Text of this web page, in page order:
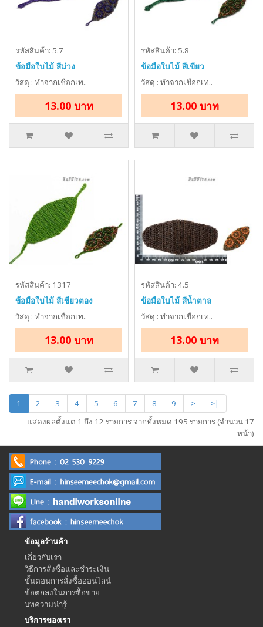
รหัสสินค้า: 5.7
ข้อมือใบไม้ สีม่วง
วัสดุ : ทำจากเชือกเท..
13.00 บาท
รหัสสินค้า: 5.8
ข้อมือใบไม้ สีเขียว
วัสดุ : ทำจากเชือกเท..
13.00 บาท
รหัสสินค้า: 1317
ข้อมือใบไม้ สีเขียวตอง
วัสดุ : ทำจากเชือกเท..
13.00 บาท
รหัสสินค้า: 4.5
ข้อมือใบไม้ สีน้ำตาล
วัสดุ : ทำจากเชือกเท..
13.00 บาท
1 2 3 4 5 6 7 8 9 >
>|
แสดงผลตั้งแต่ 1 ถึง 12 รายการ จากทั้งหมด 195 รายการ (จำนวน 17
หน้า)
ข้อมูลร้านค้า
เกี่ยวกับเรา
วิธีการสั่งซื้อและชำระเงิน
ขั้นตอนการสั่งซื้อออนไลน์
ข้อตกลงในการซื้อขาย
บทความน่ารู้
บริการของเรา